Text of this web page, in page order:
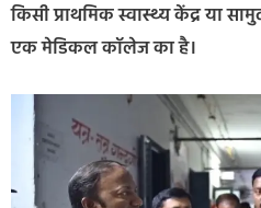
किसी प्राथमिक स्वास्थ्य केंद्र या
एक मेडिकल कॉलेज का है।